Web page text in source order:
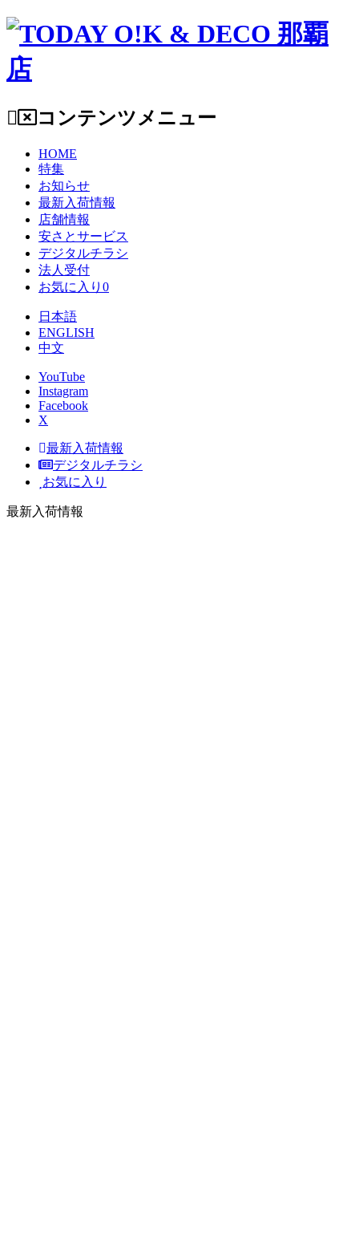
コンテンツメニュー
HOME
特集
お知らせ
最新入荷情報
店舗情報
安さとサービス
デジタルチラシ
法人受付
お気に入り 0
日本語
ENGLISH
中文
YouTube
Instagram
Facebook
X
最新入荷情報
デジタルチラシ
お気に入り
最新入荷情報